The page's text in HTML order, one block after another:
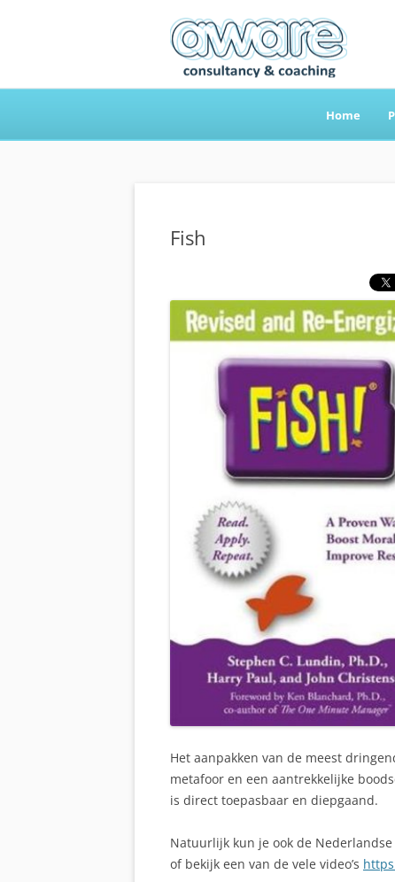
Home
Aware Consultancy
Fish
Het aanpakken van de meest
metafoor en een aantrekkelijke
is direct toepasbaar en diepgaand.
Natuurlijk kun je ook de Nederlandse
of bekijk een van de vele video’s